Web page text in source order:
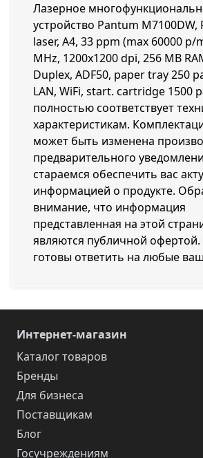
Лазерное
устройство Pantum M7100DW,
laser, А4, 33 ppm (max 60000 p/
MHz, 1200x1200 dpi, 256 MB
Duplex, ADF50, paper tray 250
LAN, WiFi, start. cartridge 1500
полностью соответствует
характеристикам.
может быть изменена
предварительного
стараемся обеспечить вас
информацией о продукте.
внимание, что информация
представленная на этой
являются публичной
готовы ответить на любые
Интернет-магазин
Каталог товаров
Бренды
Для бизнеса
Поставщикам
Блог
Госучреждениям